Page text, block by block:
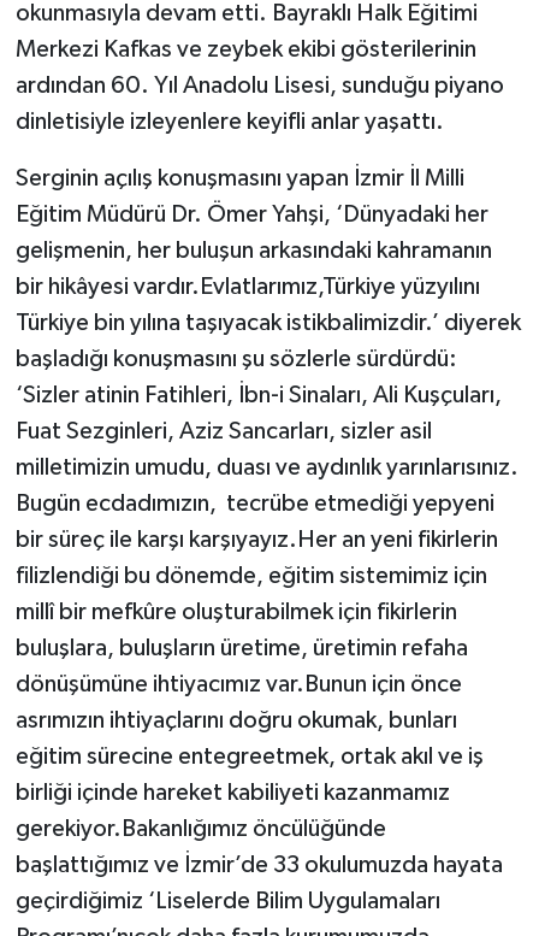
okunmasıyla devam etti. Bayraklı Halk Eğitimi
Merkezi Kafkas ve zeybek ekibi gösterilerinin
ardından 60. Yıl Anadolu Lisesi, sunduğu piyano
dinletisiyle izleyenlere keyifli anlar yaşattı.
Serginin açılış konuşmasını yapan İzmir İl Milli
Eğitim Müdürü Dr. Ömer Yahşi, ‘Dünyadaki her
gelişmenin, her buluşun arkasındaki kahramanın
bir hikâyesi vardır.Evlatlarımız,Türkiye yüzyılını
Türkiye bin yılına taşıyacak istikbalimizdir.’ diyerek
başladığı konuşmasını şu sözlerle sürdürdü:
‘Sizler atinin Fatihleri, İbn-i Sinaları, Ali Kuşçuları,
Fuat Sezginleri, Aziz Sancarları, sizler asil
milletimizin umudu, duası ve aydınlık yarınlarısınız.
Bugün ecdadımızın, tecrübe etmediği yepyeni
bir süreç ile karşı karşıyayız.Her an yeni fikirlerin
filizlendiği bu dönemde, eğitim sistemimiz için
millî bir mefkûre oluşturabilmek için fikirlerin
buluşlara, buluşların üretime, üretimin refaha
dönüşümüne ihtiyacımız var.Bunun için önce
asrımızın ihtiyaçlarını doğru okumak, bunları
eğitim sürecine entegreetmek, ortak akıl ve iş
birliği içinde hareket kabiliyeti kazanmamız
gerekiyor.Bakanlığımız öncülüğünde
başlattığımız ve İzmir’de 33 okulumuzda hayata
geçirdiğimiz ‘Liselerde Bilim Uygulamaları